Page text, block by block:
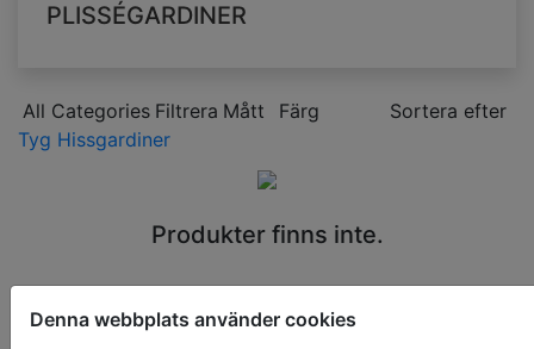
Denna webbplats använder cookies
PLISSÉGARDINER
All Categories Filtrera Mått Färg
Sortera efter
Tyg Hissgardiner
Produkter finns inte.